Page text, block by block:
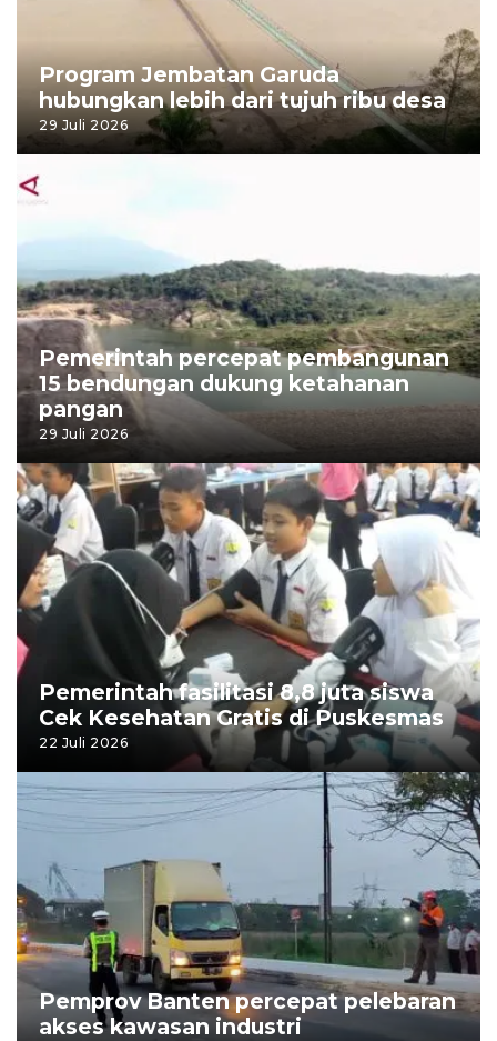
Program Jembatan Garuda
hubungkan lebih dari tujuh ribu desa
29 Juli 2026
Pemerintah percepat pembangunan
15 bendungan dukung ketahanan
pangan
29 Juli 2026
Pemerintah fasilitasi 8,8 juta siswa
Cek Kesehatan Gratis di Puskesmas
22 Juli 2026
Pemprov Banten percepat pelebaran
akses kawasan industri